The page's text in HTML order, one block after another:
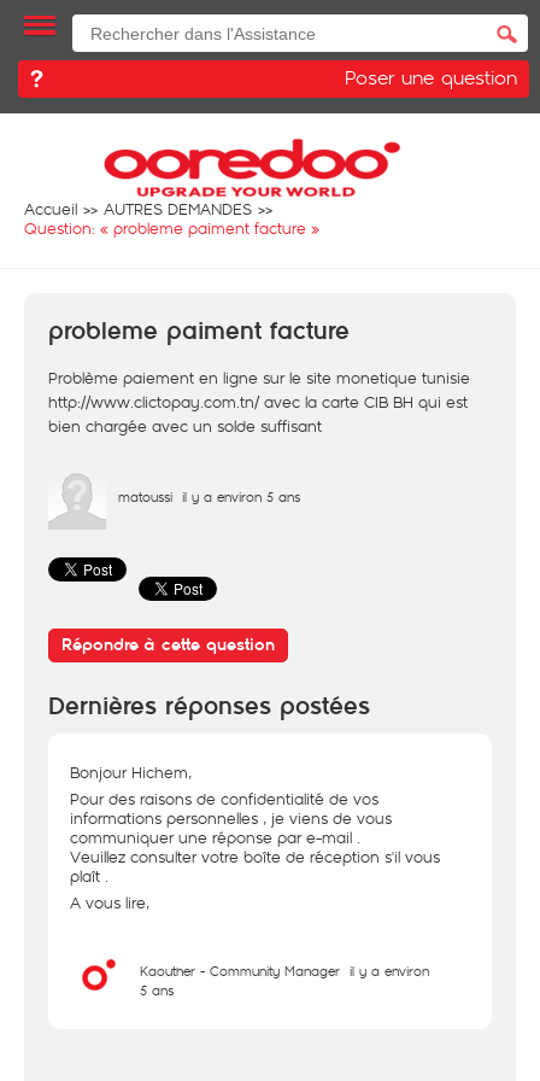
Poser une question
Accueil
AUTRES DEMANDES
Question: « probleme paiment facture »
probleme paiment facture
Problème paiement en ligne sur le site monetique tunisie
http://www.clictopay.com.tn/avec la carte CIB BH qui est
bien chargée avec un solde suffisant
matoussi il y a environ 5 ans
Répondre à cette question
Dernières réponses postées
Bonjour Hichem,
Pour des raisons de confidentialité de vos
informations personnelles , je viens de vous
communiquer une réponse par e-mail .
Veuillez consulter votre boîte de réception s'il vous
plaît .
A vous lire,
Kaouther - Community Manager il y a environ
5 ans